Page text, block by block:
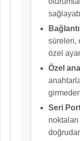
süreleri,
özel
Özel
Seri